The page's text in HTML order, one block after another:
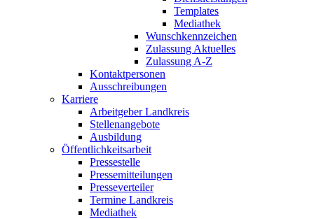
Templates
Mediathek
Wunschkennzeichen
Zulassung Aktuelles
Zulassung A-Z
Kontaktpersonen
Ausschreibungen
Karriere
Arbeitgeber Landkreis
Stellenangebote
Ausbildung
Öffentlichkeitsarbeit
Pressestelle
Pressemitteilungen
Presseverteiler
Termine Landkreis
Mediathek